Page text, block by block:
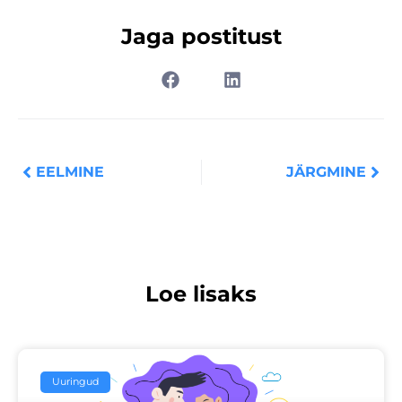
Jaga postitust
EELMINE JÄRGMINE
Loe lisaks
Uuringud